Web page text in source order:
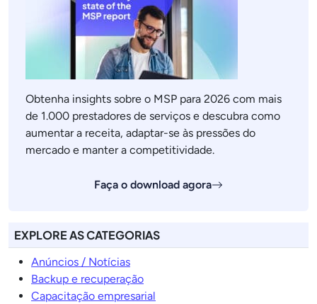
Obtenha insights sobre o MSP para 2026 com mais
de 1.000 prestadores de serviços e descubra como
aumentar a receita, adaptar-se às pressões do
mercado e manter a competitividade.
Faça o download agora
EXPLORE AS CATEGORIAS
Anúncios / Notícias
Backup e recuperação
Capacitação empresarial